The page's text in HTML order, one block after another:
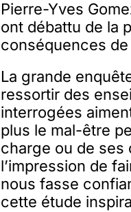
Pierre-Yves
ont débattu de la
conséquences
La grande
ressortir des
interrogées
plus le mal-être
charge ou de ses
l’impression de
nous fasse
cette étude